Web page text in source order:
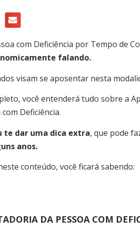
com Deficiência por Tempo de
falando.
visam se aposentar nesta
você entenderá tudo sobre a
Deficiência.
te dar uma dica extra, que pode
anos.
conteúdo, você ficará sabendo:
DA PESSOA COM